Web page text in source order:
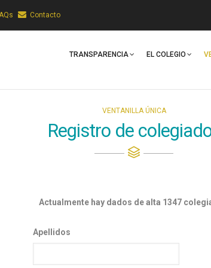
Contacto
Navigation
TRANSPARENCIA EL COLEGIO
VENTANILLA ÚNICA
Registro de
Actualmente hay dados de alta 1347
Apellidos